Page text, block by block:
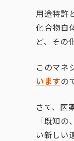
用途特許
化合物自
ど、その
このマネ
いますの
さて、医
「既知
い新しい